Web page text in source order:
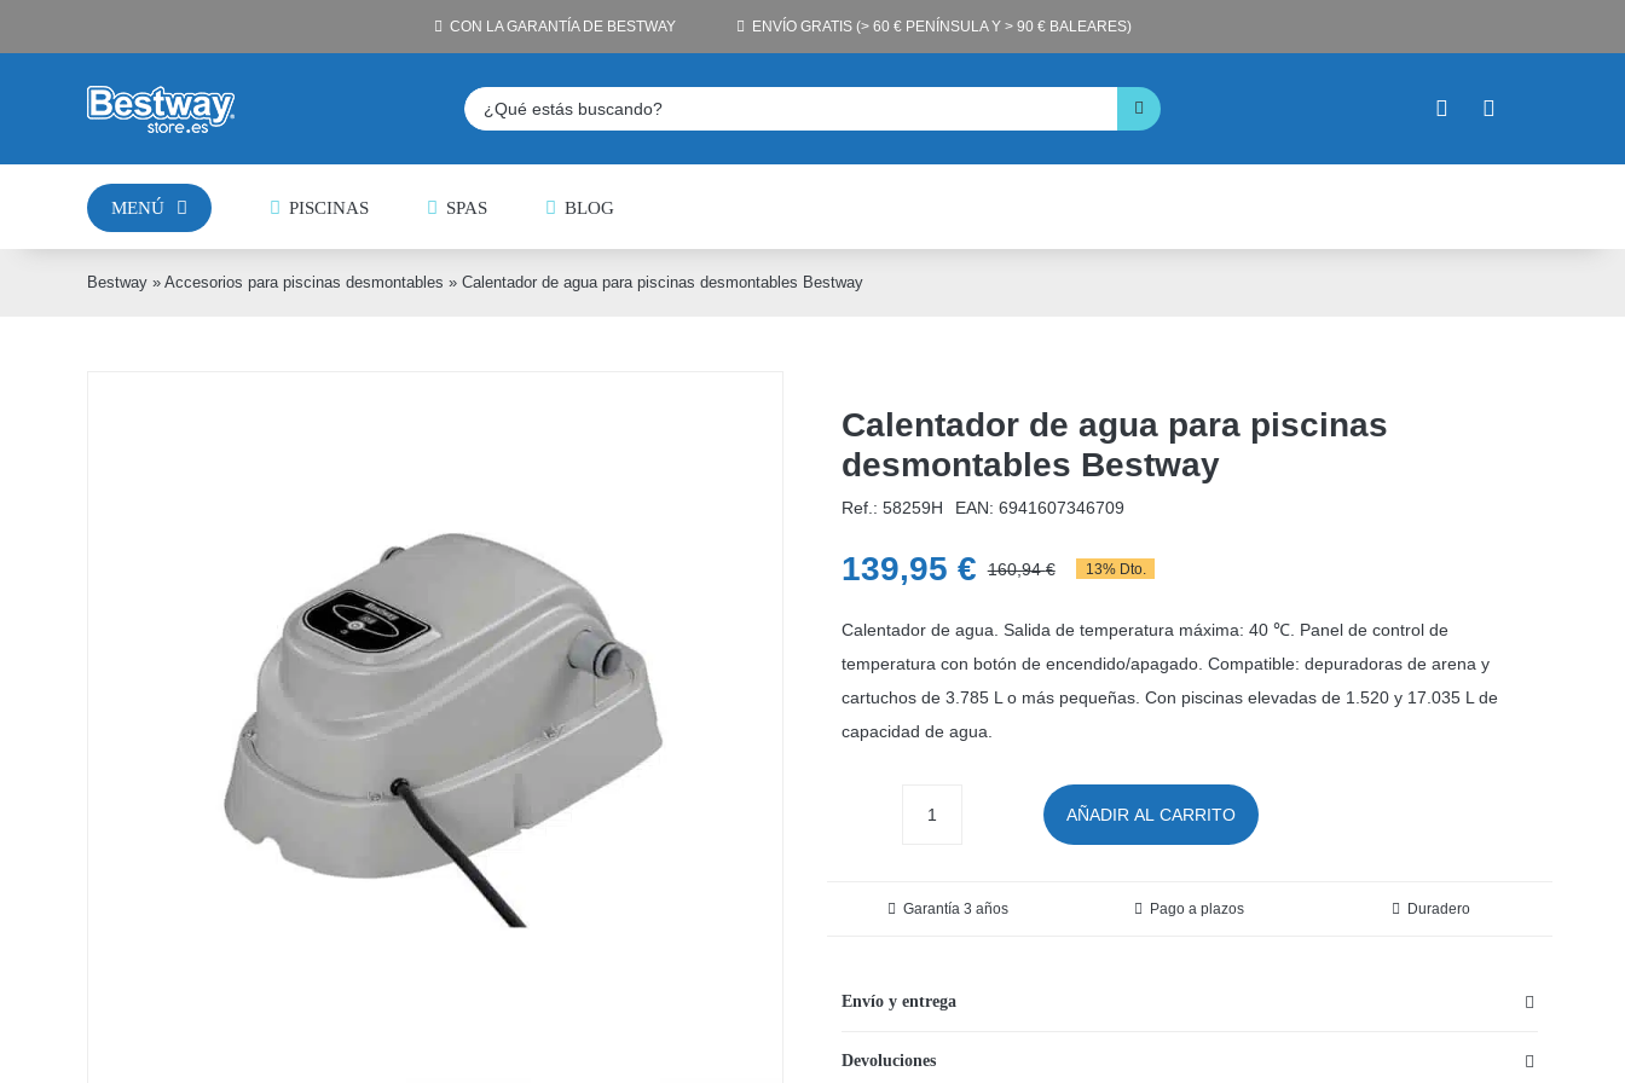
al
PISCINAS SPAS BLOG
MENÚ
CON LA GARANTÍA DE BESTWAY ENVÍO GRATIS (> 60 € PENÍNSULA Y > 90 € BALEARES)
Buscar:
Bestway» Accesorios para piscinas desmontables » Calentador de agua para piscinas desmontables Bestway
Calentador de agua para piscinas
desmontables Bestway
Ref.: 58259H EAN: 6941607346709
160,94€El
precio
original
era:
139,95 €
El
precio
actual
es:
13% Dto.
Calentador de agua. Salida de temperatura máxima: 40 ℃. Panel de control de
temperatura con botón de encendido/apagado. Compatible: depuradoras de arena y
cartuchos de 3.785 L o más pequeñas. Con piscinas elevadas de 1.520 y 17.035 L de
capacidad de agua.
agua
desmontables
cantidad
AÑADIR AL CARRITO
Garantía 3 años Pago a plazos Duradero
Envío y entrega
Devoluciones